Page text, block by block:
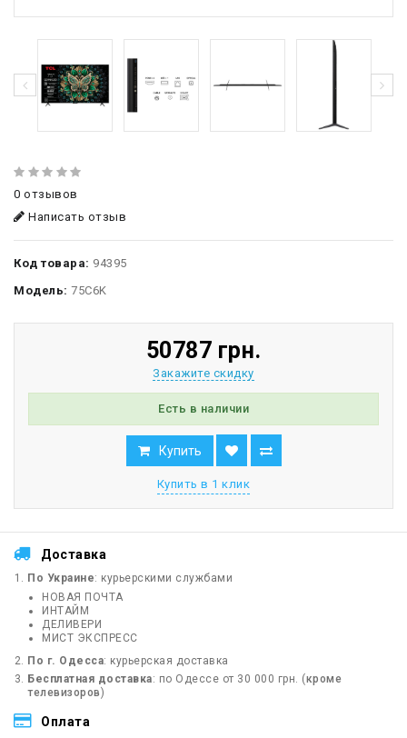
0 отзывов
Написать отзыв
Код товара: 94395
Модель: 75C6K
50787 грн.
Закажите скидку
Есть в наличии
Купить
Купить в 1 клик
Доставка
По Украине: курьерскими службами
НОВАЯ ПОЧТА
ИНТАЙМ
ДЕЛИВЕРИ
МИСТ ЭКСПРЕСС
По г. Одесса: курьерская доставка
Бесплатная доставка: по Одессе от 30 000 грн. (кроме
телевизоров)
Оплата